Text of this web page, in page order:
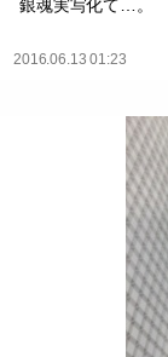
銀魂実写化て…。
2016.06.13 01:23